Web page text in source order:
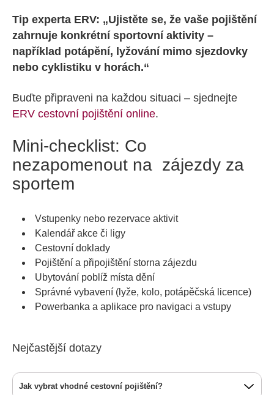
Tip experta ERV: „Ujistěte se, že vaše pojištění
zahrnuje konkrétní sportovní aktivity –
například potápění, lyžování mimo sjezdovky
nebo cyklistiku v horách.“
Buďte připraveni na každou situaci – sjednejte
ERV cestovní pojištění online.
Mini-checklist: Co
nezapomenout na zájezdy za
sportem
Vstupenky nebo rezervace aktivit
Kalendář akce či ligy
Cestovní doklady
Pojištění a připojištění storna zájezdu
Ubytování poblíž místa dění
Správné vybavení (lyže, kolo, potápěčská licence)
Powerbanka a aplikace pro navigaci a vstupy
Nejčastější dotazy
Jak vybrat vhodné cestovní pojištění?